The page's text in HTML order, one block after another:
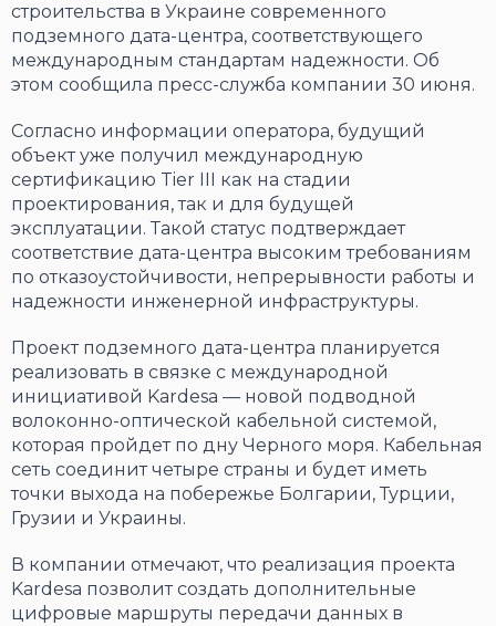
строительства в Украине современного
подземного дата-центра, соответствующего
международным стандартам надежности. Об
этом сообщила пресс-служба компании 30 июня.
Согласно информации оператора, будущий
объект уже получил международную
сертификацию Tier III как на стадии
проектирования, так и для будущей
эксплуатации. Такой статус подтверждает
соответствие дата-центра высоким требованиям
по отказоустойчивости, непрерывности работы и
надежности инженерной инфраструктуры.
Проект подземного дата-центра планируется
реализовать в связке с международной
инициативой Kardesa — новой подводной
волоконно-оптической кабельной системой,
которая пройдет по дну Черного моря. Кабельная
сеть соединит четыре страны и будет иметь
точки выхода на побережье Болгарии, Турции,
Грузии и Украины.
В компании отмечают, что реализация проекта
Kardesa позволит создать дополнительные
цифровые маршруты передачи данных в